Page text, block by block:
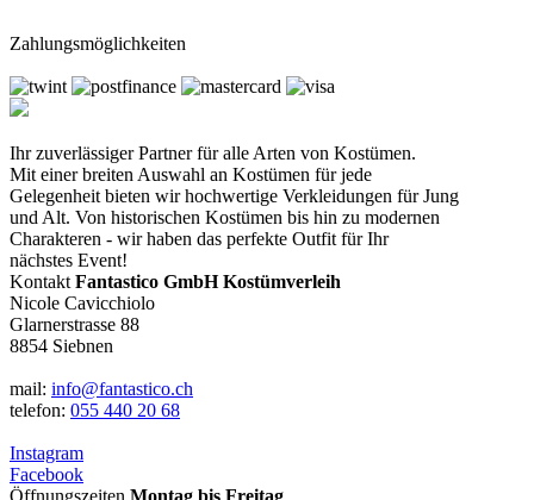
Zahlungsmöglichkeiten
Ihr zuverlässiger Partner für alle Arten von Kostümen.
Mit einer breiten Auswahl an Kostümen für jede
Gelegenheit bieten wir hochwertige Verkleidungen für Jung
und Alt. Von historischen Kostümen bis hin zu modernen
Charakteren - wir haben das perfekte Outfit für Ihr
nächstes Event!
Kontakt Fantastico GmbH Kostümverleih
Nicole Cavicchiolo
Glarnerstrasse 88
8854 Siebnen
mail: info@fantastico.ch
telefon: 055 440 20 68
Instagram
Facebook
Öffnungszeiten Montag bis Freitag